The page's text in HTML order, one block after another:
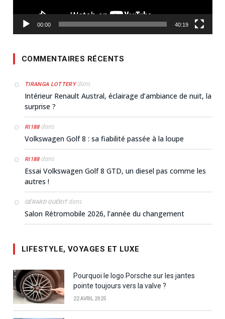
00:00 40:19
COMMENTAIRES RÉCENTS
TIRANGA LOTTERYdans
Intérieur Renault Austral, éclairage d’ambiance de nuit, la
surprise ?
RI188dans
Volkswagen Golf 8 : sa fiabilité passée à la loupe
RI188dans
Essai Volkswagen Golf 8 GTD, un diesel pas comme les
autres !
GÉRARD GUÉRITdans
Salon Rétromobile 2026, l’année du changement
LIFESTYLE, VOYAGES ET LUXE
Pourquoi le logo Porsche sur les jantes
pointe toujours vers la valve ?
22 AVRIL 2025